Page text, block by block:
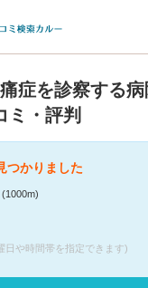
症を診察する
ミ・評判
つかりました
日や時間帯を指定できます)